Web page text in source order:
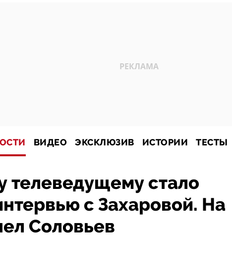
ВИДЕО ЭКСКЛЮЗИВ ИСТОРИИ ТЕСТЫ
телеведущему стало
с Захаровой. На
Соловьев